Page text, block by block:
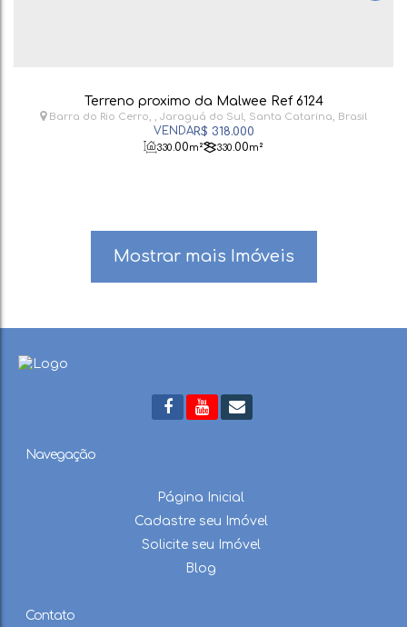
Terreno proximo da Malwee Ref 6124
R$ 318.000
Barra do Rio Cerro , Jaraguá do Sul, Santa Catarina, Brasil
330 .00m² 330 .00m²
Mostrar mais Imóveis
Navegação
Página Inicial
Cadastre seu Imóvel
Solicite seu Imóvel
Blog
Contato